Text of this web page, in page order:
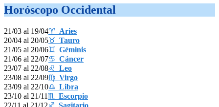
Horóscopo Occidental
21/03 al 19/04♈ Aries
20/04 al 20/05♉ Tauro
21/05 al 20/06♊ Géminis
21/06 al 22/07♋ Cáncer
23/07 al 22/08♌ Leo
23/08 al 22/09♍ Virgo
23/09 al 22/10♎ Libra
23/10 al 21/11♏ Escorpio
22/11 al 21/12♐ Sagitario